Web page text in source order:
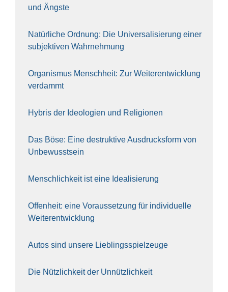
und Ängs­te
Natür­li­che Ord­nung: Die Uni­ver­sa­li­sie­rung einer
sub­jek­ti­ven Wahr­neh­mung
Orga­nis­mus Mensch­heit: Zur Wei­ter­ent­wick­lung
ver­dammt
Hybris der Ideo­lo­gien und Reli­gio­nen
Das Böse: Eine destruk­ti­ve Aus­drucks­form von
Unbe­wusst­sein
Mensch­lich­keit ist eine Idea­li­sie­rung
Offen­heit: eine Vor­aus­set­zung für indi­vi­du­el­le
Wei­ter­ent­wick­lung
Autos sind unse­re Lieb­lings­spiel­zeu­ge
Die Nütz­lich­keit der Unnütz­lich­keit